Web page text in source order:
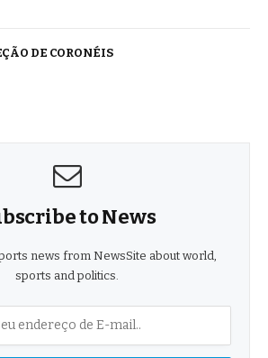
DE CORONÉIS
to News
news from NewsSite about world,
sports and politics.